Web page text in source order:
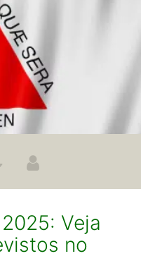
devem ser
do Tribunal
Veja
no